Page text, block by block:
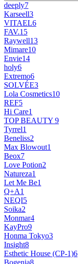
deeply7
Karseell3
VITAEL6
FAV.1 5
Raywell13
Mimare10
Envie14
holy6
Extremo6
SOLVÉE3
Lola Cosmetics10
REF5
Hi Care1
TOP BEAUTY 9
Tyrrel1
Beneliss2
Max Blowout1
Beox7
Love Potion2
Natureza1
Let Me Be1
Q+A1
NEQI5
Soika2
Monmar4
KayPro9
Honma Tokyo3
Insight8
Esthetic House (CP-1)6
Bogenia8